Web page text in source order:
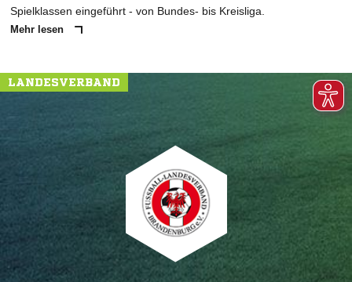
Spielklassen eingeführt - von Bundes- bis Kreisliga.
Mehr lesen
LANDESVERBAND